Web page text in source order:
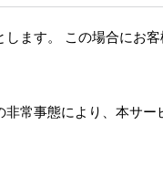
ます。 この場合にお
常事態により、本サー